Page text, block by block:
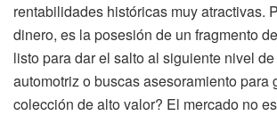
rentabilidades históricas muy atractivas.
dinero, es la posesión de un fragmento
listo para dar el salto al siguiente nivel
automotriz o buscas asesoramiento para
colección de alto valor? El mercado no